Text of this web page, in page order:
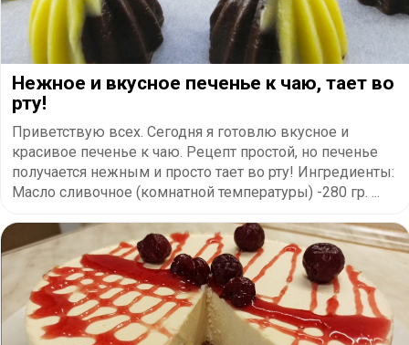
Нежное и вкусное печенье к чаю, тает во
рту!
Приветствую всех. Сегодня я готовлю вкусное и
красивое печенье к чаю. Рецепт простой, но печенье
получается нежным и просто тает во рту! Ингредиенты:
Масло сливочное (комнатной температуры) -280 гр. ...